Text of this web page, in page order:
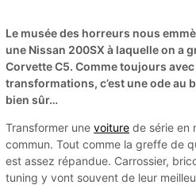
Le musée des horreurs nous
une Nissan 200SX à laquelle on a
Corvette C5. Comme toujours
transformations, c’est une ode au
bien sûr…
Transformer une voiture de série en
commun. Tout comme la greffe de
est assez répandue. Carrossier,
tuning y vont souvent de leur